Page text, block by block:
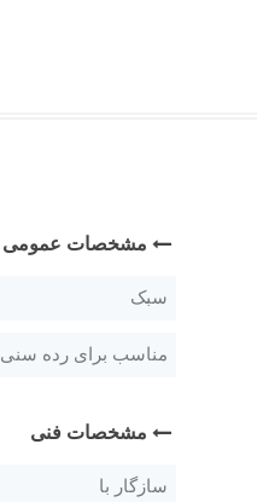
مشخصات عمومی
سبک
مناسب برای رده سنی
مشخصات فنی
سازگار با